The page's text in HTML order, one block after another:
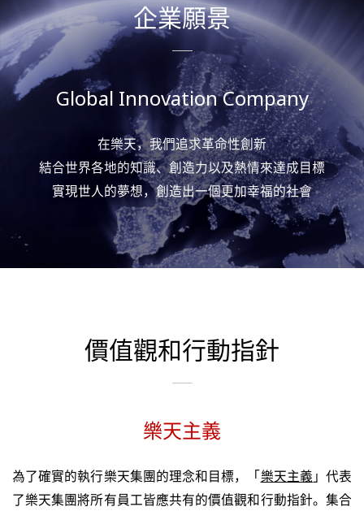
企業願景
Global Innovation Company
在樂天，我們追求革命性創新
結合世界各地的知識、創造力以及熱情來達成目標
實現世人的夢想，創造出一個更加幸福的社會
價值觀和行動指針
樂天主義
為了確實的執行樂天集團的理念和目標，「樂天主義 」代表
了樂天集團將所有員工皆應共有的價值觀和行動指針。集合